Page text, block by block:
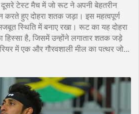
टेस्ट मैच में जो रूट ने अपनी बेहतरीन
करते हुए दोहरा शतक जड़ा। इस महत्वपूर्ण
स्थिति में बनाए रखा। रूट का यह दोहरा
हिस्सा है, जिसमें उन्होंने लगातार शतक जड़े
में एक और गौरवशाली मील का पत्थर जोड़ा